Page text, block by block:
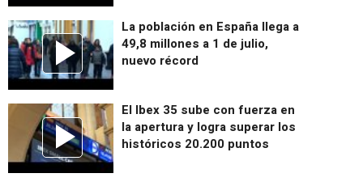
La población en España llega a
49,8 millones a 1 de julio,
nuevo récord
El Ibex 35 sube con fuerza en
la apertura y logra superar los
históricos 20.200 puntos